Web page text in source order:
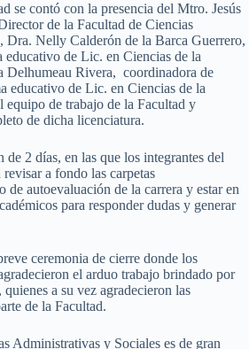
se contó con la presencia del Mtro. Jesús
de la Facultad de Ciencias
Dra. Nelly Calderón de la Barca Guerrero,
educativo de Lic. en Ciencias de la
Delhumeau Rivera, coordinadora de
educativo de Lic. en Ciencias de la
equipo de trabajo de la Facultad y
de dicha licenciatura.
2 días, en las que los integrantes del
a fondo las carpetas
de autoevaluación de la carrera y estar en
para responder dudas y generar
ceremonia de cierre donde los
el arduo trabajo brindado por
a su vez agradecieron las
de la Facultad.
Administrativas y Sociales es de gran